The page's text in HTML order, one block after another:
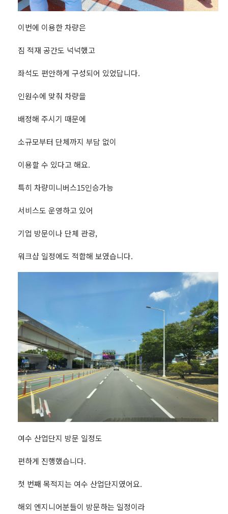
이번에 이용한 차량은
짐 적재 공간도 넉넉했고
좌석도 편안하게 구성되어 있었답니다.
인원수에 맞춰 차량을
배정해 주시기 때문에
소규모부터 단체까지 부담 없이
이용할 수 있다고 해요.
특히 차량미니버스15인승가능
서비스도 운영하고 있어
기업 방문이나 단체 관광,
워크샵 일정에도 적합해 보였습니다.
여수 산업단지 방문 일정도
편하게 진행했습니다.
첫 번째 목적지는 여수 산업단지였어요.
해외 엔지니어분들이 방문하는 일정이라